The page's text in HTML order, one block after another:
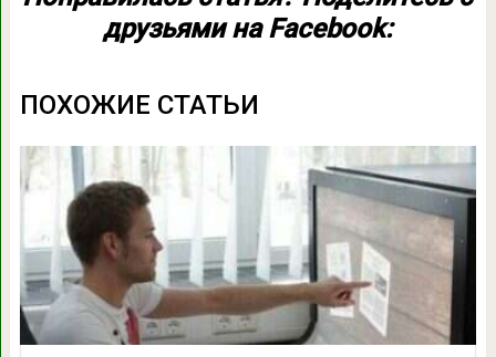
друзьями на Facebook:
ПОХОЖИЕ СТАТЬИ